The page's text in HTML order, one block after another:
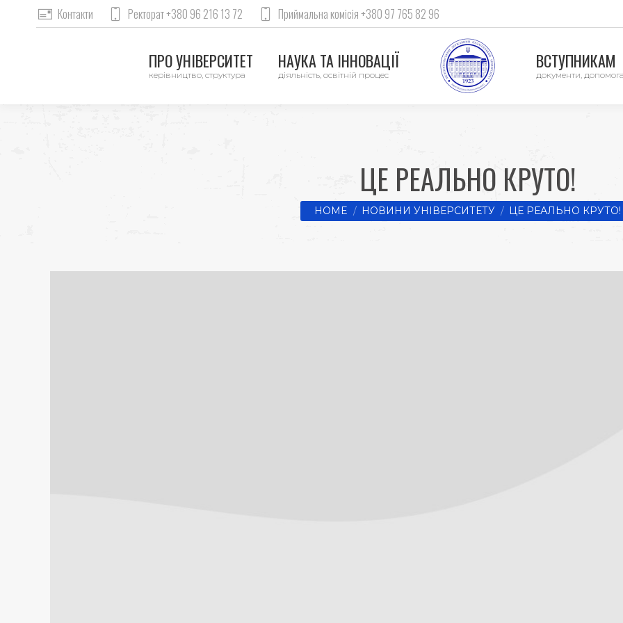
Контакти Ректорат +380 96 216 13 72 Приймальна комісія +380 97 765 82 96
ПРО УНІВЕРСИТЕТ
керівництво, структура
НАУКА ТА ІННОВАЦІЇ
діяльність, освітній процес
ВСТУПНИКАМ
документи,
ЦЕ РЕАЛЬНО КРУТО!
You are here:
HOME НОВИНИ УНІВЕРСИТЕТУ ЦЕ РЕАЛЬНО КРУТО!